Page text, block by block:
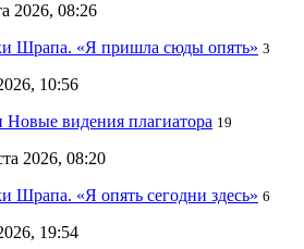
2026, 08:26
Шрапа. «Я пришла сюды опять» 3
10:56
видения плагиатора 19
2026, 08:20
Шрапа. «Я опять сегодни здесь» 6
19:54